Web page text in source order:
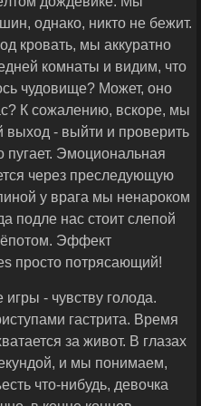
однако, никто не бежит.
кровать, мы аккуратно
комнаты и видим, что
чудовище? Может, оно
К сожалению, вскоре, мы
выход - выйти и проверить
пугает. Эмоциональная
через преследующую
у врага мы ненароком
подле нас стоит слепой
Эффект
просто потрясающий!
- чувству голода.
гастрита. Время
за живот. В глазах
и мы понимаем,
что-нибудь, девочка